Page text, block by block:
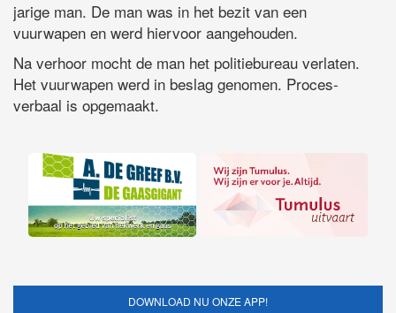
jarige man. De man was in het bezit van een
vuurwapen en werd hiervoor aangehouden.
Na verhoor mocht de man het politiebureau verlaten.
Het vuurwapen werd in beslag genomen. Proces-
verbaal is opgemaakt.
DOWNLOAD NU ONZE APP!